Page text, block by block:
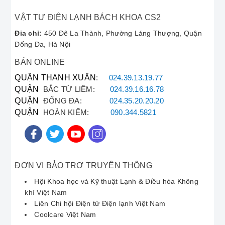
Phục Vụ Nhanh Chóng:Hỗ trợ tận nơi trong
30 phút tại Hà Nội thông qua **BOSCH Hotline
0902223456**.
ràng sau khi sửa chữa **sửa chữa thiết bị điện
lạnh BOSCH**.
⭐Phản Hồi Từ Khách Hàng
BOSCH
nghiệp**:
"Máy giặt BOSCH series 8 nhà tôi gặp lỗi E:18,
tôi đã gọi ngay đến Hotline Bách Khoa. Kỹ thuật
viên đến rất đúng giờ, chuẩn đoán chính xác lỗi
VẬT TƯ ĐIỆN LẠNH BÁCH KHOA CS2
Đia chỉ: 450 Đê La Thành, Phường Láng Thượng, Quận
Đống Đa, Hà Nội
BÁN ONLINE
QUẬN THANH XUÂN : 024.39.13.19.77
QUẬN BẮC TỪ LIÊM: 024.39.16.16.78
QUẬN ĐỐNG ĐA:024.35.20.20.20
QUẬN HOÀN KIẾM: 090.344.5821
ĐƠN VỊ BẢO TRỢ TRUYỀN THÔNG
Hội Khoa học và Kỹ thuật Lạnh & Điều hòa Không
khí Việt Nam
Liên Chi hội Điện tử Điện lạnh Việt Nam
Coolcare Việt Nam